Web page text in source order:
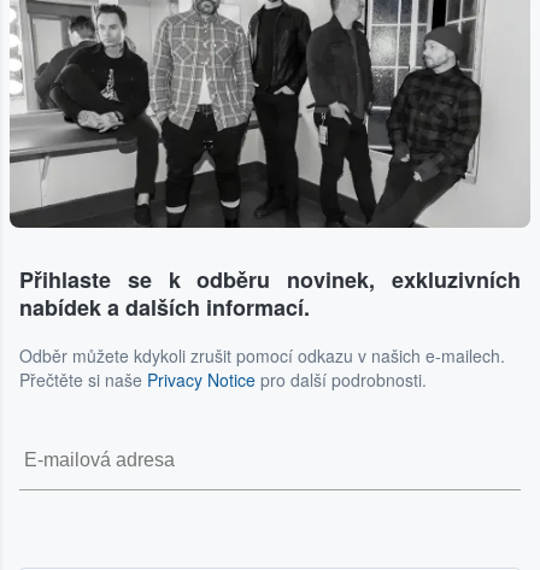
Přihlaste se k odběru novinek, exkluzivních
nabídek a dalších informací.
Odběr můžete kdykoli zrušit pomocí odkazu v našich e-mailech.
Přečtěte si naše Privacy Notice pro další podrobnosti.